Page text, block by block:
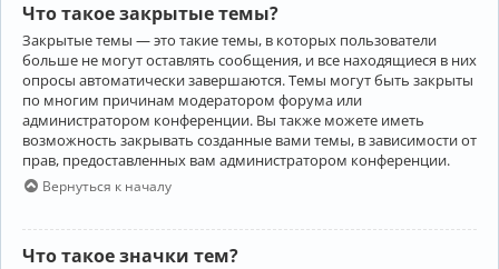
Что такое закрытые темы?
Закрытые темы — это такие темы, в которых пользователи
больше не могут оставлять сообщения, и все находящиеся в них
опросы автоматически завершаются. Темы могут быть закрыты
по многим причинам модератором форума или
администратором конференции. Вы также можете иметь
возможность закрывать созданные вами темы, в зависимости от
прав, предоставленных вам администратором конференции.
Вернуться к началу
Что такое значки тем?